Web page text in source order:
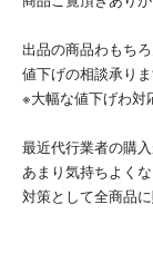
出品の商品わもち
値下げの相談承り
※大幅な値下げわ対
最近代行業者の購
あまり気持ちよく
対策として全商品
基本的に購入をお